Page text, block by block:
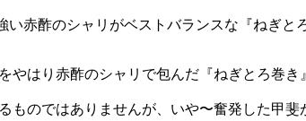
赤酢のシャリがベストバランスな『ねぎと
やはり赤酢のシャリで包んだ『ねぎとろ巻
ものではありませんが、いや〜奮発した甲